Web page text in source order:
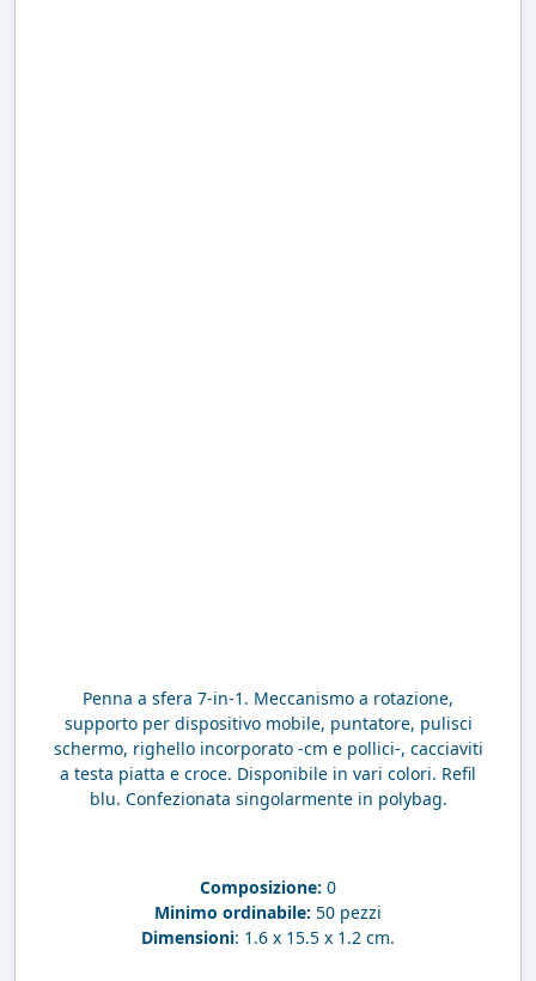
Penna a sfera 7-in-1. Meccanismo a rotazione,
supporto per dispositivo mobile, puntatore, pulisci
schermo, righello incorporato -cm e pollici-, cacciaviti
a testa piatta e croce. Disponibile in vari colori. Refil
blu. Confezionata singolarmente in polybag.
Composizione: 0
Minimo ordinabile: 50 pezzi
Dimensioni: 1.6 x 15.5 x 1.2 cm.